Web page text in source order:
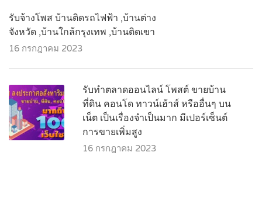
รับจ้างโพส บ้านติดรถไฟฟ้า ,บ้านต่าง
จังหวัด ,บ้านใกล้กรุงเทพ ,บ้านติดเขา
16 กรกฎาคม 2023
รับทำตลาดออนไลน์ โพสต์ ขายบ้าน
ที่ดิน คอนโด ทาวน์เฮ้าส์ หรืออื่นๆ บน
เน็ต เป็นเรื่องจำเป็นมาก มีเปอร์เซ็นต์
การขายเพิ่มสูง
16 กรกฎาคม 2023